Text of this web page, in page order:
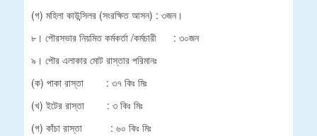
(গ) মহিলা কাউন্সিলর (সংরক্ষিত আসন) : ৩জন।
৮। পৌরসভার নিয়মিত কর্মকর্তা /কর্মচারী : ৩০জন
৯। পৌর এলাকার মোট রাস্তার পরিমানঃ
(ক) পাকা রাস্তা : ৩৭ কিঃ মিঃ
(খ) ইটের রাস্তা : ৩ কিঃ মিঃ
(গ) কাঁচা রাস্তা : ৬০ কিঃ মিঃ